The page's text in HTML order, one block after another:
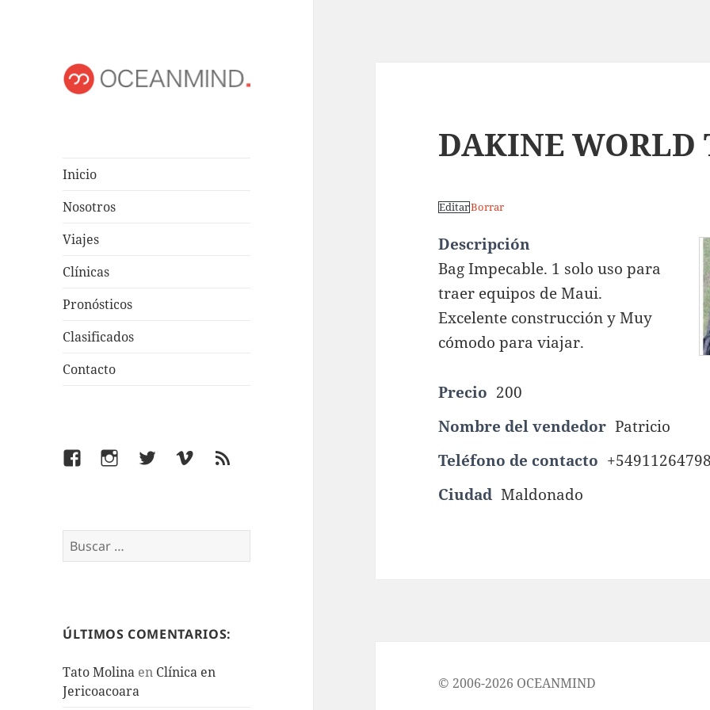
Inicio
Nosotros
Viajes
Clínicas
Pronósticos
Clasificados
Contacto
FacebookInstagramTwitterVimeoFeed
Buscar:
ÚLTIMOS COMENTARIOS:
Tato Molina en Clínica en
Jericoacoara
DAKINE WORLD
EditarBorrar
Descripción
Bag Impecable. 1 solo uso para
traer equipos de Maui.
Excelente construcción y Muy
cómodo para viajar.
Precio 200
Nombre del vendedor Patricio
Teléfono de contacto
Ciudad Maldonado
© 2006-2026 OCEANMIND